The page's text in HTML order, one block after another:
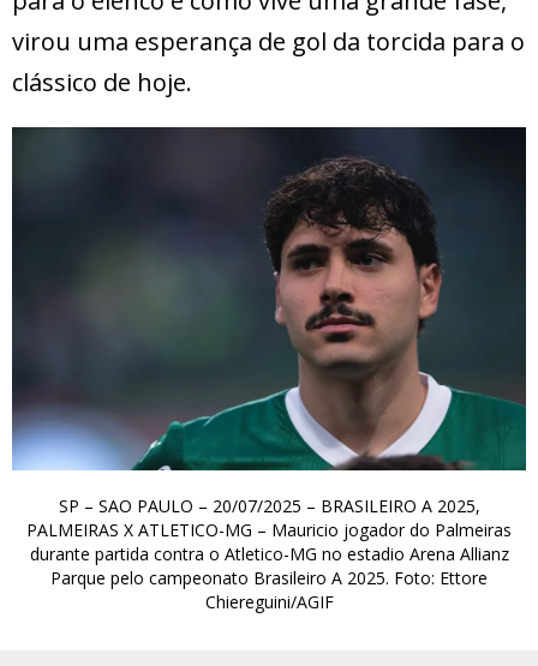
virou uma esperança de gol da torcida para o
clássico de hoje.
SP – SAO PAULO – 20/07/2025 – BRASILEIRO A 2025,
PALMEIRAS X ATLETICO-MG – Mauricio jogador do Palmeiras
durante partida contra o Atletico-MG no estadio Arena Allianz
Parque pelo campeonato Brasileiro A 2025. Foto: Ettore
Chiereguini/AGIF